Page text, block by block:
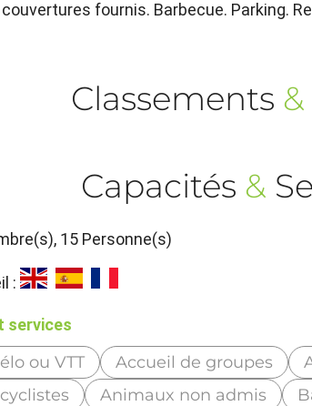
fournis. Barbecue. Parking.
Classements &
Capacités &
15 Personne(s)
:
services
ou VTT Accueil de groupes
Animaux non admis